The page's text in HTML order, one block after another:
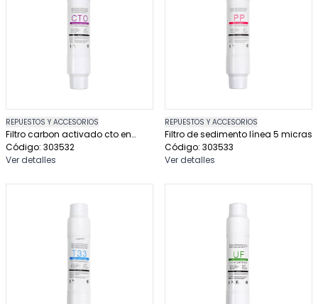
REPUESTOS Y ACCESORIOS
Filtro carbon activado cto en
linea
Código: 303532
Ver detalles
REPUESTOS Y ACCESORIOS
Filtro de sedimento línea 5 micras
Código: 303533
Ver detalles